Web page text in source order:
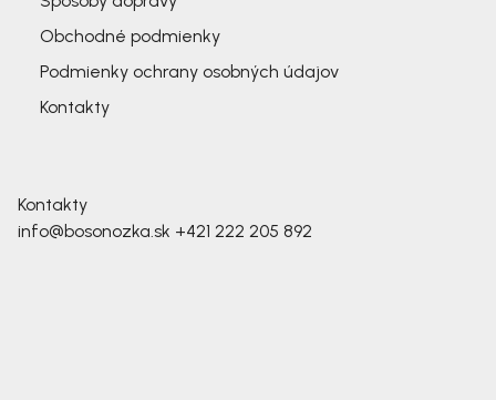
Obchodné podmienky
Podmienky ochrany osobných údajov
Kontakty
Kontakty
info@bosonozka.sk +421 222 205 892